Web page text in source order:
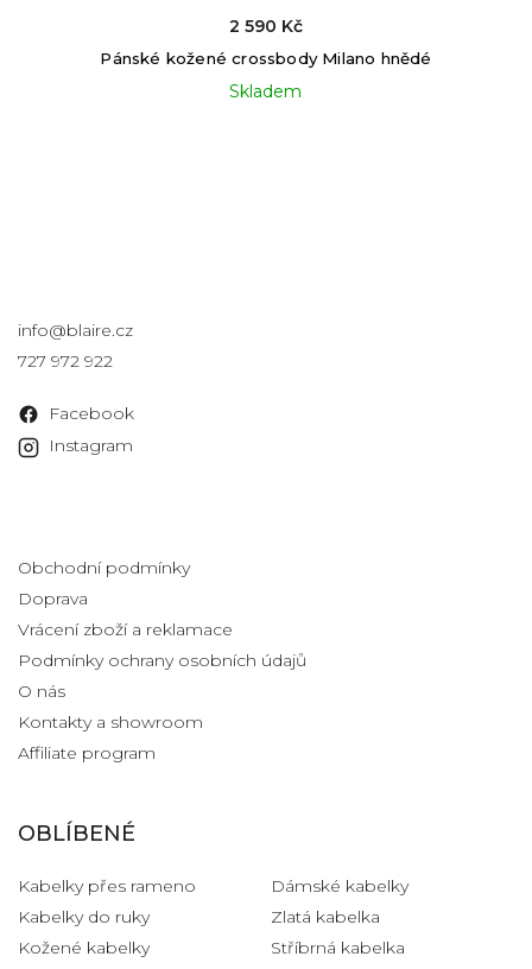
Pánské kožené crossbody Milano hnědé
Skladem
2 590 Kč
info@blaire.cz
727 972 922
Facebook
Instagram
Obchodní podmínky
Doprava
Vrácení zboží a reklamace
Podmínky ochrany osobních údajů
O nás
Kontakty a showroom
Affiliate program
OBLÍBENÉ
Kabelky přes rameno
Kabelky do ruky
Kožené kabelky
Dámské kabelky
Zlatá kabelka
Stříbrná kabelka